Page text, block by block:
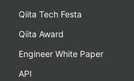
Qiita Tech Festa
Qiita Award
Engineer White Paper
API